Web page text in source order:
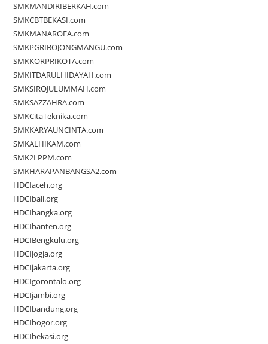
SMKMANDIRIBERKAH.com
SMKCBTBEKASI.com
SMKMANAROFA.com
SMKPGRIBOJONGMANGU.com
SMKKORPRIKOTA.com
SMKITDARULHIDAYAH.com
SMKSIROJULUMMAH.com
SMKSAZZAHRA.com
SMKCitaTeknika.com
SMKKARYAUNCINTA.com
SMKALHIKAM.com
SMK2LPPM.com
SMKHARAPANBANGSA2.com
HDCIaceh.org
HDCIbali.org
HDCIbangka.org
HDCIbanten.org
HDCIBengkulu.org
HDCIjogja.org
HDCIjakarta.org
HDCIgorontalo.org
HDCIjambi.org
HDCIbandung.org
HDCIbogor.org
HDCIbekasi.org